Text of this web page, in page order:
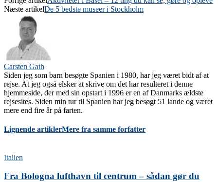
Næste artikelDe 5 bedste museer i Stockholm
Carsten Gath
Siden jeg som barn besøgte Spanien i 1980, har jeg været bidt af at
rejse. At jeg også elsker at skrive om det har resulteret i denne
hjemmeside, der med sin opstart i 1996 er en af Danmarks ældste
rejsesites. Siden min tur til Spanien har jeg besøgt 51 lande og været
mere end fire år på farten.
Lignende artiklerMere fra samme forfatter
Italien
Fra Bologna lufthavn til centrum – sådan gør du